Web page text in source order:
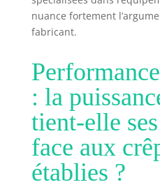
nuance fortement
fabricant.
: la
tient-elle
face aux
établies ?